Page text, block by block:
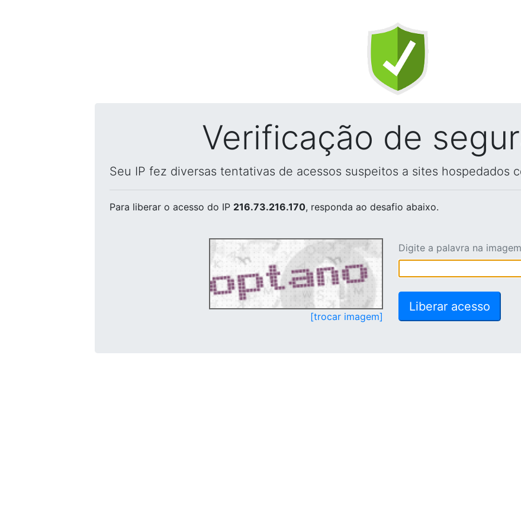
Verificação de
Seu IP fez diversas tentativas de acessos suspeitos a sites hospedados
Para liberar o acesso do IP 216.73.216.170, responda ao desafio abaixo.
[trocar imagem]
Digite a palavra na